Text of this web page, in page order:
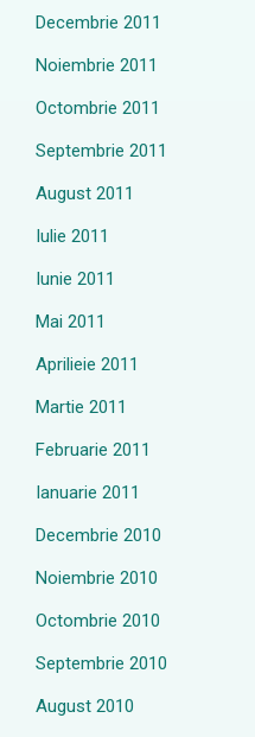
Decembrie 2011
Noiembrie 2011
Octombrie 2011
Septembrie 2011
August 2011
Iulie 2011
Iunie 2011
Mai 2011
Aprilieie 2011
Martie 2011
Februarie 2011
Ianuarie 2011
Decembrie 2010
Noiembrie 2010
Octombrie 2010
Septembrie 2010
August 2010